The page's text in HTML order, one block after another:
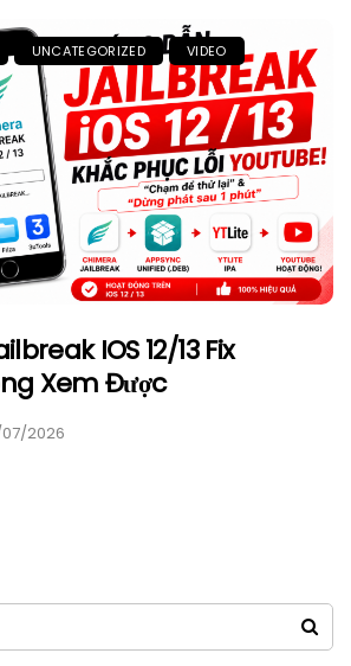
UNCATEGORIZED VIDEO
IOS 12/13 Fix
Xem Được
07/2026